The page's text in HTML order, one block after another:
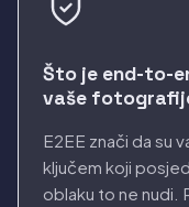
Što je end-to-
vaše
E2EE znači da su
ključem koji
oblaku to ne nudi.